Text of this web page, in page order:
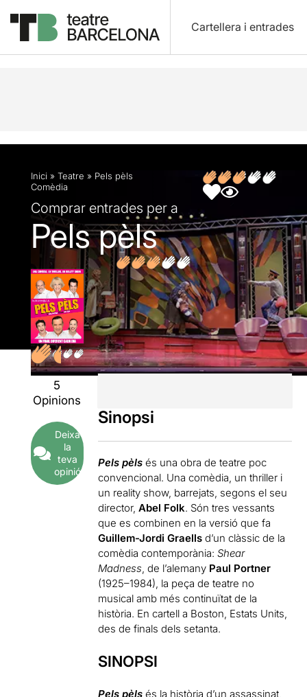
Cartellera i entrades
Descripció Fitxa artística Fotos i vídeos
Inici » Teatre » Pels pèls
Comèdia
Comprar entrades per a
Pels pèls
5
Opinions
Deixa
la
teva
opinió
Sinopsi
Pels pèls és una obra de teatre poc
convencional. Una comèdia, un thriller i
un reality show, barrejats, segons el seu
director,Abel Folk. Són tres vessants
que es combinen en la versió que fa
Guillem-Jordi Graells d’un clàssic de la
comèdia contemporània:Shear
Madness , de l’alemany Paul Portner
(1925–1984), la peça de teatre no
musical amb més continuïtat de la
història. En cartell a Boston, Estats Units,
des de finals dels setanta.
SINOPSI
Pels pèls és la història d’un assassinat,